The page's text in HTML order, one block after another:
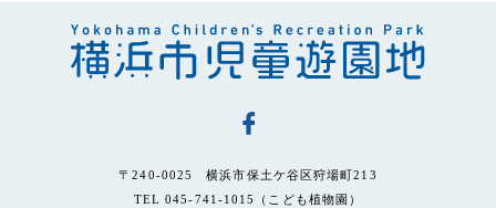
〒240-0025 横浜市保土ケ谷区狩場町213
TEL 045-741-1015（こども植物園）